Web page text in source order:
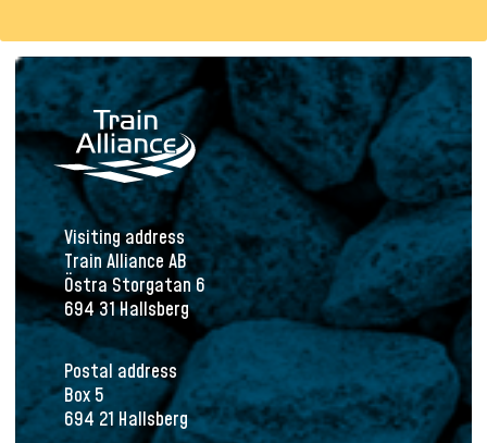
Visiting address
Train Alliance AB
Östra Storgatan 6
694 31 Hallsberg
Postal address
Box 5
694 21 Hallsberg